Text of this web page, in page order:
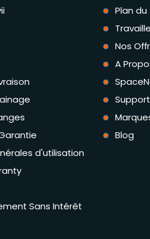
d'utilisation
Sans Intérêt
Plan du
Nos
A
Blog